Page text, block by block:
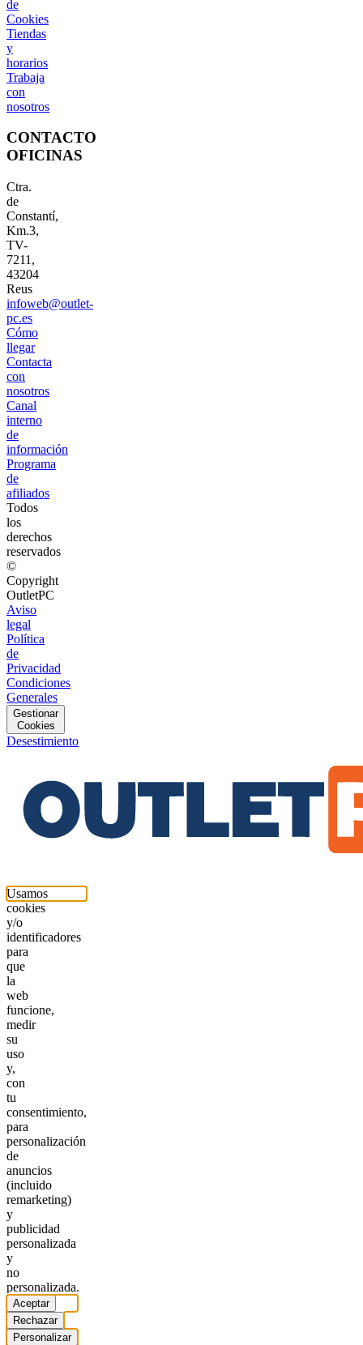
de
Cookies
Tiendas
y
horarios
Trabaja
con
nosotros
CONTACTO
OFICINAS
Ctra.
de
Constantí,
Km.3,
TV-
7211,
43204
Reus
infoweb@outlet-
pc.es
Cómo
llegar
Contacta
con
nosotros
Canal
interno
de
información
Programa
de
afiliados
Todos
los
derechos
reservados
©
Copyright
OutletPC
Aviso
legal
Política
de
Privacidad
Condiciones
Generales
Gestionar
Cookies
Desestimiento
Usamos
cookies
y/o
identificadores
para
que
la
web
funcione,
medir
su
uso
y,
con
tu
consentimiento,
para
personalización
de
anuncios
(incluido
remarketing)
y
publicidad
personalizada
y
no
personalizada.
Aceptar
Rechazar
Personalizar